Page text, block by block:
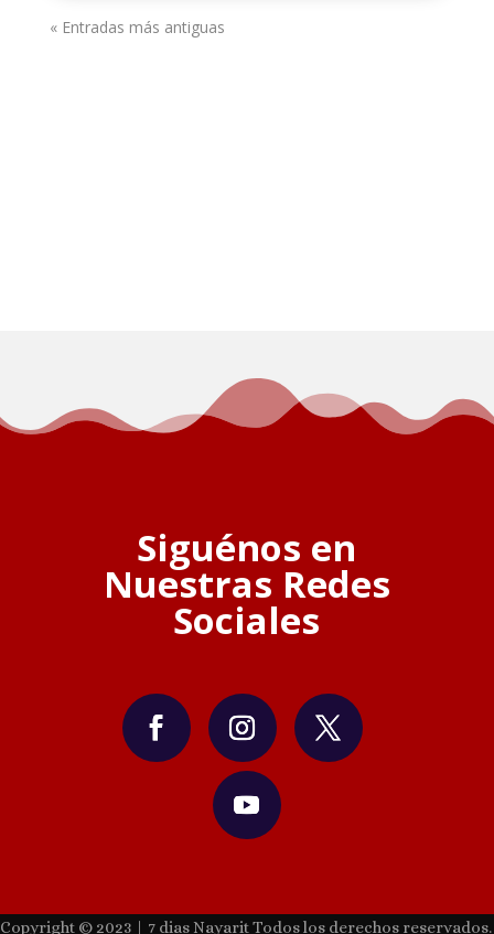
« Entradas más antiguas
Siguénos en
Nuestras Redes
Sociales
Copyright © 2023 | 7 dias Nayarit Todos los derechos reservados.